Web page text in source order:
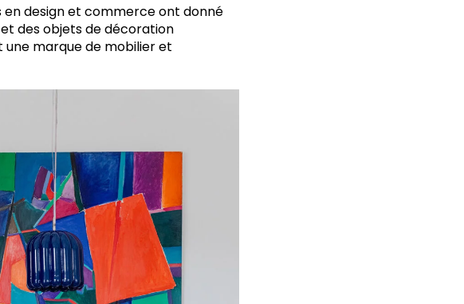
design et commerce ont donné
et des objets de décoration
une marque de mobilier et